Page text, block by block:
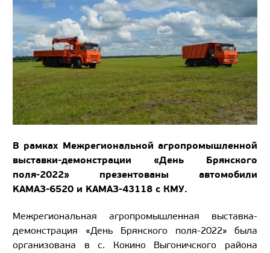
В рамках Межрегиональной агропромышленной
выставки-демонстрации «День Брянского
поля-2022» презентованы автомобили
KAMAЗ-6520 и KAMAЗ-43118 с КМУ.
Межрегиональная агропромышленная выставка-
демонстрация «День Брянского поля-2022» была
организована в с. Кокино Выгоничского района